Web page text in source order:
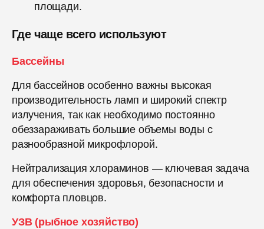
площади.
Где чаще всего используют
Бассейны
Для бассейнов особенно важны высокая
производительность ламп и широкий спектр
излучения, так как необходимо постоянно
обеззараживать большие объемы воды с
разнообразной микрофлорой.
Нейтрализация хлораминов — ключевая задача
для обеспечения здоровья, безопасности и
комфорта пловцов.
УЗВ (рыбное хозяйство)